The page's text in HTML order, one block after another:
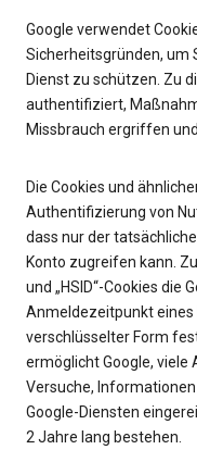
Google verwendet
Sicherheitsgründen, um
Dienst zu schützen. Zu
authentifiziert,
Missbrauch ergriffen
Die Cookies und
Authentifizierung von
dass nur der
Konto zugreifen kann.
und „HSID“-Cookies die
Anmeldezeitpunkt eines
verschlüsselter Form
ermöglicht Google,
Versuche,
Google-Diensten
2 Jahre lang bestehen.